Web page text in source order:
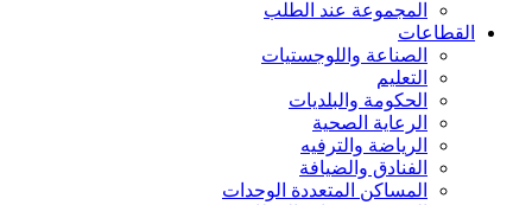
المجموعة عند الطلب
القطاعات
الصناعة واللوجستيات
التعليم
الحكومة والبلديات
الرعاية الصحية
الرياضة والترفيه
الفنادق والضيافة
المساكن المتعددة الوحدات